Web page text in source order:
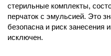
стерильные комплекты,
перчаток с эмульсией. Это
безопасна и риск занесения
исключен.